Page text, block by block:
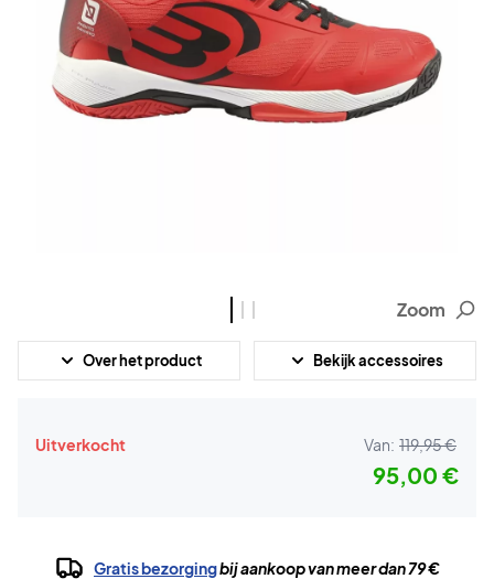
Zoom
Over het product Bekijk accessoires
Uitverkocht Van: 119,95 €
95,00 €
Gratis bezorgingbij aankoop van meer dan 79 €